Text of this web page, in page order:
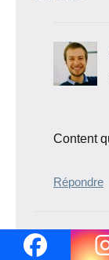
Content
Répondre